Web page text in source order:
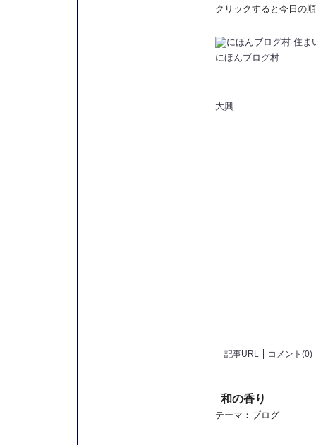
クリックすると今日の
にほんブログ村
大興
記事URL コメント(0)
和の香り
テーマ： ブログ